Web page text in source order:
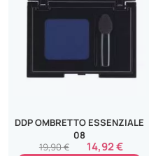
DDP OMBRETTO ESSENZIALE
08
14,92 €
19,90 €